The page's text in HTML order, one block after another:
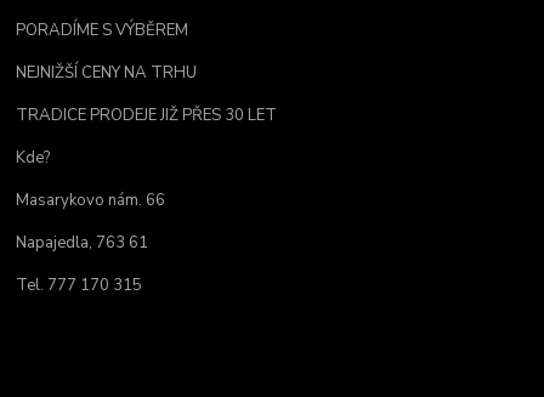
PORADÍME S VÝBĚREM
NEJNIŽŠÍ CENY NA TRHU
TRADICE PRODEJE JIŽ PŘES 30 LET
Kde?
Masarykovo nám. 66
Napajedla, 763 61
Tel. 777 170 315